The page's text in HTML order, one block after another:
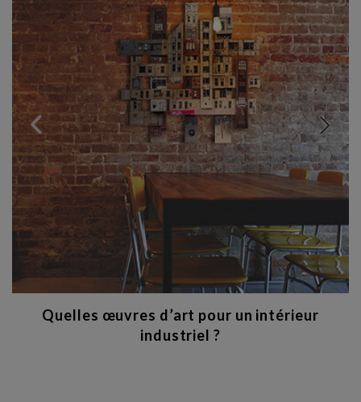
Quelles œuvres d’art pour un intérieur
industriel ?